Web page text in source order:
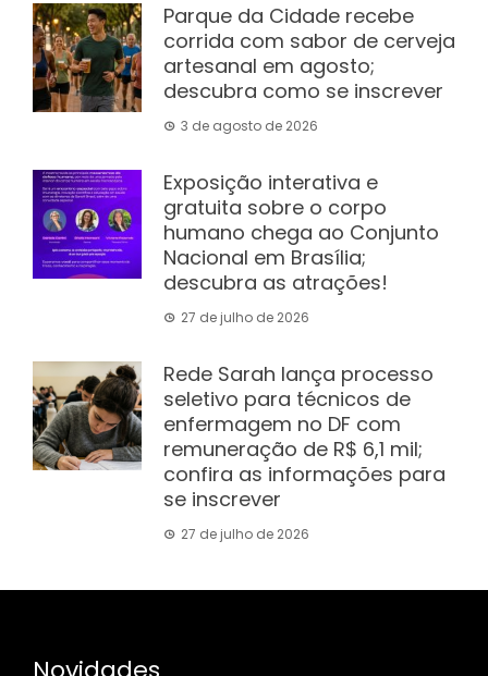
Parque da Cidade recebe
corrida com sabor de cerveja
artesanal em agosto;
descubra como se inscrever
3 de agosto de 2026
Exposição interativa e
gratuita sobre o corpo
humano chega ao Conjunto
Nacional em Brasília;
descubra as atrações!
27 de julho de 2026
Rede Sarah lança processo
seletivo para técnicos de
enfermagem no DF com
remuneração de R$ 6,1 mil;
confira as informações para
se inscrever
27 de julho de 2026